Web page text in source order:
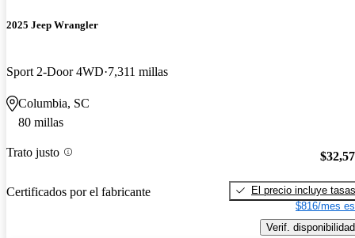
2025 Jeep Wrangler
Sport 2-Door 4WD 7,311 millas
Columbia, SC
80 millas
Trato justo
Certificados por el fabricante
El precio incluye tasas
$816/mes
Verif. disponibilidad